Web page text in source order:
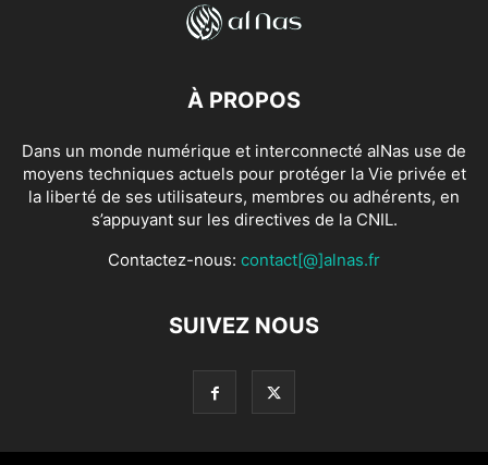
À PROPOS
Dans un monde numérique et interconnecté alNas use de
moyens techniques actuels pour protéger la Vie privée et
la liberté de ses utilisateurs, membres ou adhérents, en
s’appuyant sur les directives de la CNIL.
Contactez-nous: contact[@]alnas.fr
SUIVEZ NOUS